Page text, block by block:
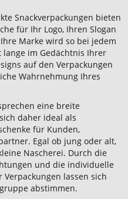
Snackverpackungen bieten
für Ihr Logo, Ihren Slogan
Marke wird so bei jedem
im Gedächtnis Ihrer
auf den Verpackungen
Wahrnehmung Ihres
eine breite
daher ideal als
für Kunden,
Egal ob jung oder alt,
Nascherei. Durch die
und die individuelle
lassen sich
abstimmen.